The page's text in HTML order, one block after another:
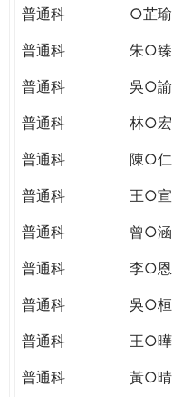
民。
TODAY
WORLD
TOMORROW
YOU
THE
普通科
○芷瑜
普通科
朱○臻
普通科
吳○諭
普通科
林○宏
普通科
陳○仁
普通科
王○宣
普通科
曾○涵
普通科
李○恩
普通科
吳○桓
普通科
王○曄
普通科
黃○晴